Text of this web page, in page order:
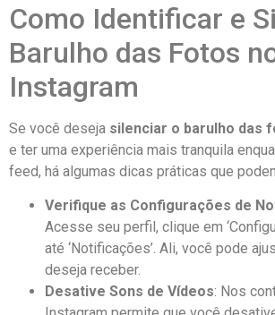
Como Identificar e
Barulho ‌das Fotos
Instagram
Se você ‍deseja silenciar o barulho das
e ter uma ⁤experiência mais tranquila⁤
feed,​ há‍ algumas ‍dicas práticas que
Verifique as Configurações de
Acesse seu perfil, clique em
até ‘Notificações’. Ali, você⁣ pode
deseja receber.
Desative Sons de Vídeos: Nos⁣